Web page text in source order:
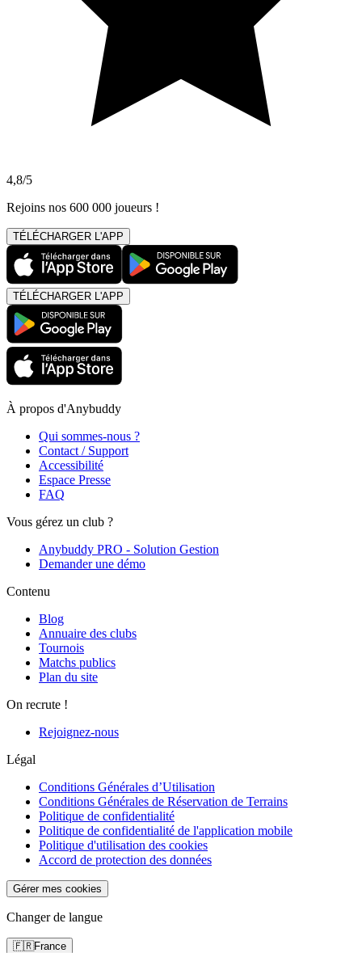
4,8/5
Rejoins nos 600 000 joueurs !
TÉLÉCHARGER L'APP
TÉLÉCHARGER L'APP
À propos d'Anybuddy
Qui sommes-nous ?
Contact / Support
Accessibilité
Espace Presse
FAQ
Vous gérez un club ?
Anybuddy PRO - Solution Gestion
Demander une démo
Contenu
Blog
Annuaire des clubs
Tournois
Matchs publics
Plan du site
On recrute !
Rejoignez-nous
Légal
Conditions Générales d’Utilisation
Conditions Générales de Réservation de Terrains
Politique de confidentialité
Politique de confidentialité de l'application mobile
Politique d'utilisation des cookies
Accord de protection des données
Gérer mes cookies
Changer de langue
🇫🇷France